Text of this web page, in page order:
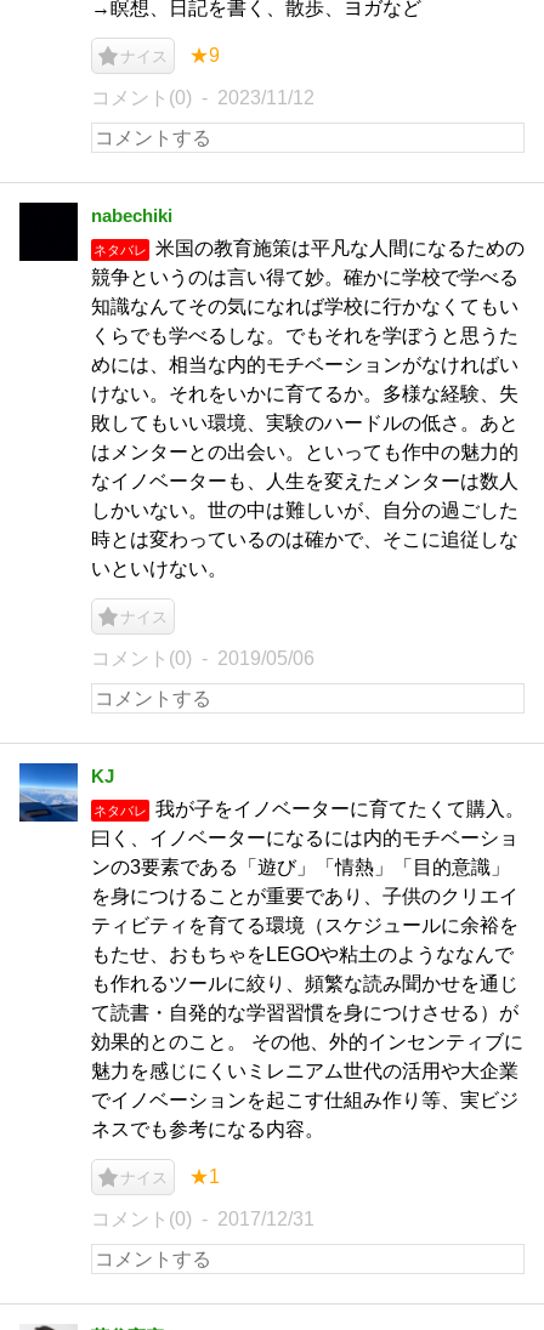
→瞑想、日記を書く、散歩、ヨガなど
ナイス ★9
コメント(0) 2023/11/12
nabechiki
ネタバレ
米国の教育施策は平凡な人間になるための
競争というのは言い得て妙。確かに学校で学べる
知識なんてその気になれば学校に行かなくてもい
くらでも学べるしな。でもそれを学ぼうと思うた
めには、相当な内的モチベーションがなければい
けない。それをいかに育てるか。多様な経験、失
敗してもいい環境、実験のハードルの低さ。あと
はメンターとの出会い。といっても作中の魅力的
なイノベーターも、人生を変えたメンターは数人
しかいない。世の中は難しいが、自分の過ごした
時とは変わっているのは確かで、そこに追従しな
いといけない。
ナイス
コメント(0) 2019/05/06
KJ
ネタバレ
我が子をイノベーターに育てたくて購入。
曰く、イノベーターになるには内的モチベーショ
ンの3要素である「遊び」「情熱」「目的意識」
を身につけることが重要であり、子供のクリエイ
ティビティを育てる環境（スケジュールに余裕を
もたせ、おもちゃをLEGOや粘土のようななんで
も作れるツールに絞り、頻繁な読み聞かせを通じ
て読書・自発的な学習習慣を身につけさせる）が
効果的とのこと。 その他、外的インセンティブに
魅力を感じにくいミレニアム世代の活用や大企業
でイノベーションを起こす仕組み作り等、実ビジ
ネスでも参考になる内容。
ナイス ★1
コメント(0) 2017/12/31